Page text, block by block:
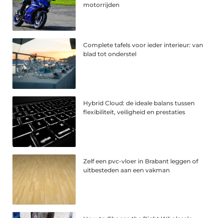
motorrijden
Complete tafels voor ieder interieur: van
blad tot onderstel
Hybrid Cloud: de ideale balans tussen
flexibiliteit, veiligheid en prestaties
Zelf een pvc-vloer in Brabant leggen of
uitbesteden aan een vakman